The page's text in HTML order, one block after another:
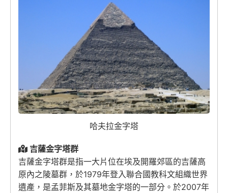
哈夫拉金字塔
吉薩金字塔群
吉薩金字塔群是指一大片位在埃及開羅郊區的吉薩高
原內之陵墓群，於1979年登入聯合國教科文組織世界
遺產，是孟菲斯及其墓地金字塔的一部分。於2007年